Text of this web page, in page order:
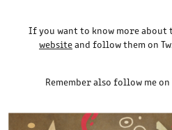
If you want to know more
websiteand follow them on
Remember also follow me